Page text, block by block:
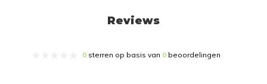
Reviews
0 sterren op basis van 0 beoordelingen